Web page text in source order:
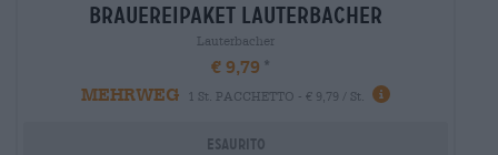
brauereipaket lauterbacher
Lauterbacher
€ 9,79
MEHRWEG
1 St. PACCHETTO - € 9,79 / St.
Esaurito